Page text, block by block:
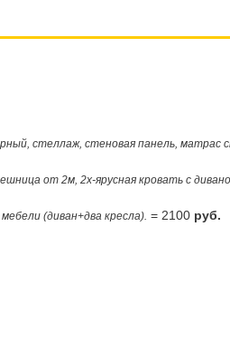
стеллаж, стеновая панель, матрас
от 2м, 2х-ярусная кровать с
(диван+два кресла). = 2100 руб.